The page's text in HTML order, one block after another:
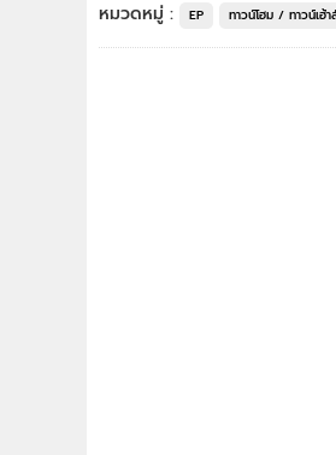
หมวดหมู่ :
EP ทาวน์โฮม / ทาวน์เฮ้า